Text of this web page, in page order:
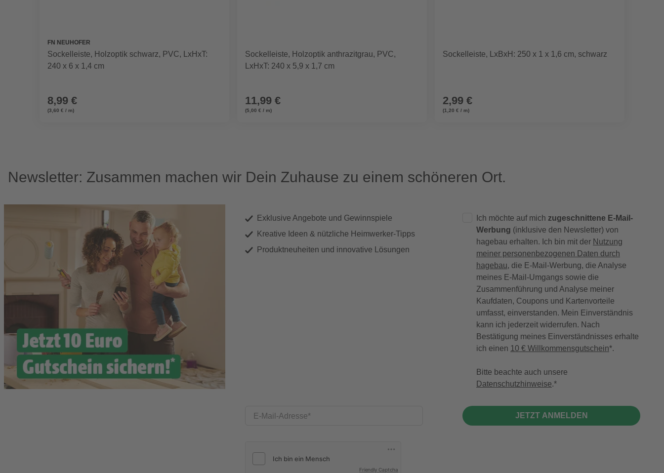
FN NEUHOFER
Sockelleiste, Holzoptik schwarz, PVC, LxHxT:
240 x 6 x 1,4 cm
8,99 €
(3,60 € / m)
Sockelleiste, Holzoptik anthrazitgrau, PVC,
LxHxT: 240 x 5,9 x 1,7 cm
11,99 €
(5,00 € / m)
Sockelleiste, LxBxH: 250 x 1 x 1,6 cm, schwarz
2,99 €
(1,20 € / m)
Newsletter: Zusammen machen wir Dein Zuhause zu einem schöneren Ort.
Exklusive Angebote und Gewinnspiele
Kreative Ideen & nützliche Heimwerker-Tipps
Produktneuheiten und innovative Lösungen
E-Mail-Adresse
Friendly Captcha
Ich möchte auf mich zugeschnittene E-Mail-
Werbung (inklusive den Newsletter) von
hagebau erhalten. Ich bin mit der Nutzung
meiner personenbezogenen Daten durch
hagebau, die E-Mail-Werbung, die Analyse
meines E-Mail-Umgangs sowie die
Zusammenführung und Analyse meiner
Kaufdaten, Coupons und Kartenvorteile
umfasst, einverstanden. Mein Einverständnis
kann ich jederzeit widerrufen. Nach
Bestätigung meines Einverständnisses erhalte
ich einen 10 € Willkommensgutschein*.
Bitte beachte auch unsere
Datenschutzhinweise.
JETZT ANMELDEN